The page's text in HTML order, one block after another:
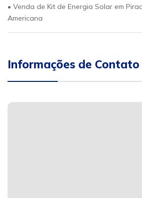
• Venda de Kit de Energia Solar em
Americana
Informações de Contato